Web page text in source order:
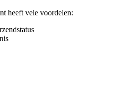
heeft vele voordelen: